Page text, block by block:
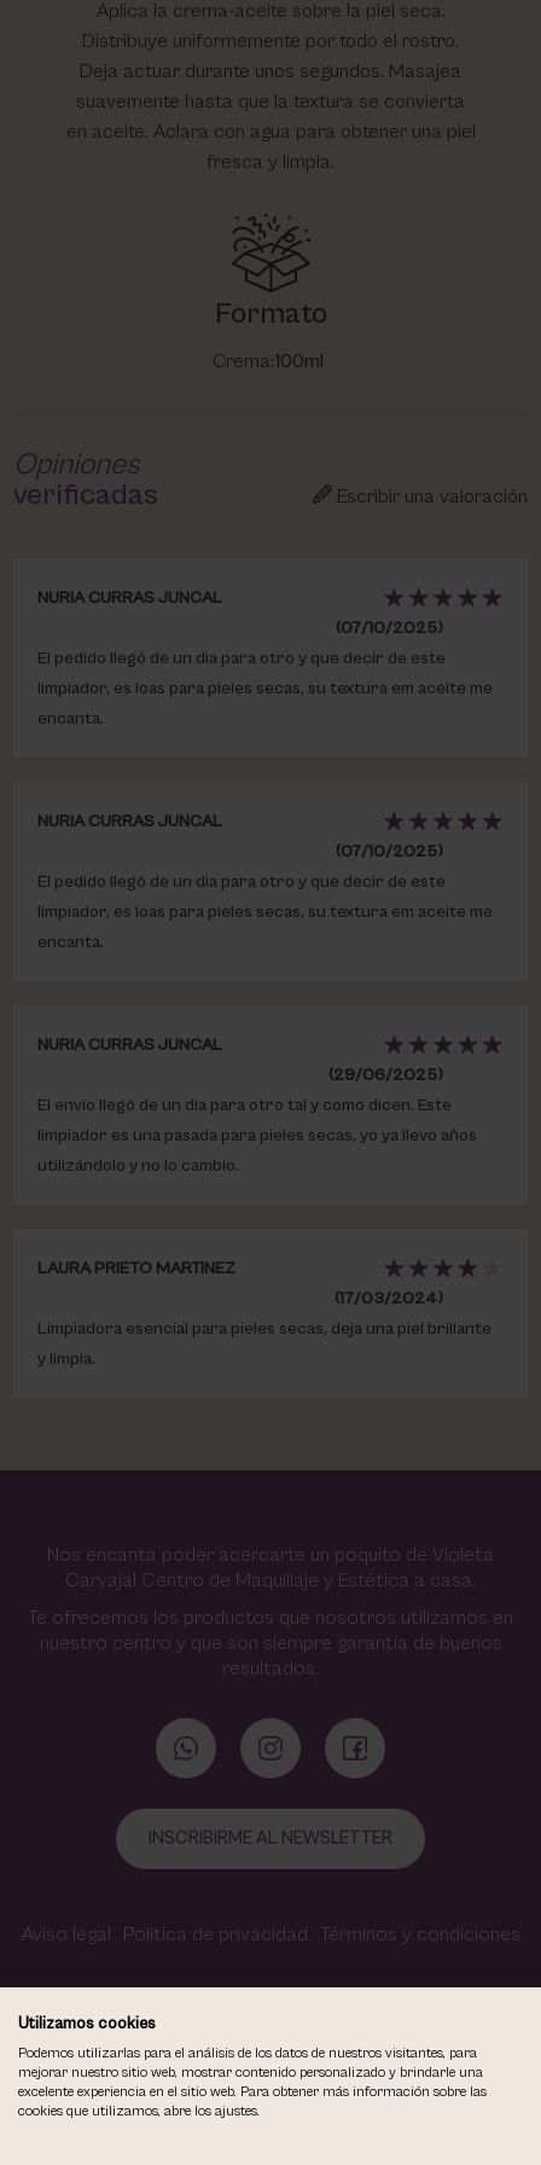
Aplica la crema-aceite sobre la piel seca.
Distribuye uniformemente por todo el rostro.
Deja actuar durante unos segundos. Masajea
suavemente hasta que la textura se convierta
en aceite. Aclara con agua para obtener una piel
fresca y limpia.
Formato
Crema:100ml
Opiniones
verificadas
Escribir una valoración
NURIA CURRAS JUNCAL
(07/10/2025)
El pedido llegó de un dia para otro y que decir de este
limpiador, es loas para pieles secas, su textura em aceite me
encanta.
NURIA CURRAS JUNCAL
(07/10/2025)
El pedido llegó de un dia para otro y que decir de este
limpiador, es loas para pieles secas, su textura em aceite me
encanta.
NURIA CURRAS JUNCAL
(29/06/2025)
El envío llegó de un dia para otro tal y como dicen. Este
limpiador es una pasada para pieles secas, yo ya llevo años
utilizándolo y no lo cambio.
LAURA PRIETO MARTINEZ
(17/03/2024)
Limpiadora esencial para pieles secas, deja una piel brillante
y limpia.
Nos encanta poder acercarte un poquito de Violeta
Carvajal Centro de Maquillaje y Estética a casa.
Te ofrecemos los productos que nosotros utilizamos en
nuestro centro y que son siempre garantía de buenos
resultados.
INSCRIBIRME AL NEWSLETTER
Aviso legal Política de privacidad Términos y condiciones
Política de cookies Contacto Accesibilidad
COPYRIGHT © 2026
Utilizamos cookies
Podemos utilizarlas para el análisis de los datos de nuestros visitantes, para
mejorar nuestro sitio web, mostrar contenido personalizado y brindarle una
excelente experiencia en el sitio web. Para obtener más información sobre las
cookies que utilizamos, abre los ajustes.